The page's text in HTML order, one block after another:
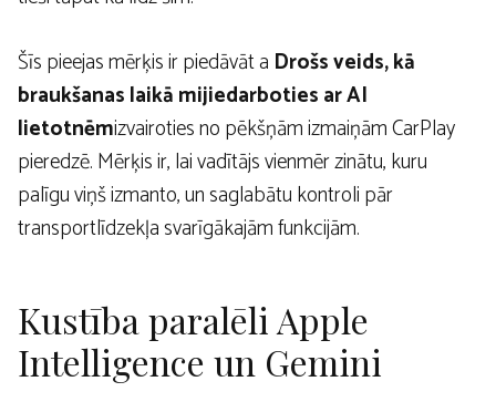
Šīs pieejas mērķis ir piedāvāt a Drošs veids, kā
braukšanas laikā mijiedarboties ar AI
lietotnēmizvairoties no pēkšņām izmaiņām CarPlay
pieredzē. Mērķis ir, lai vadītājs vienmēr zinātu, kuru
palīgu viņš izmanto, un saglabātu kontroli pār
transportlīdzekļa svarīgākajām funkcijām.
Kustība paralēli Apple
Intelligence un Gemini